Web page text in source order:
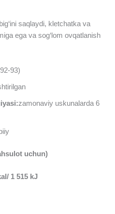
saqlaydi, kletchatka va
ega va sog‘lom ovqatlanish
93)
zamonaviy uskunalarda 6
uchun)
/ 1 515 kJ